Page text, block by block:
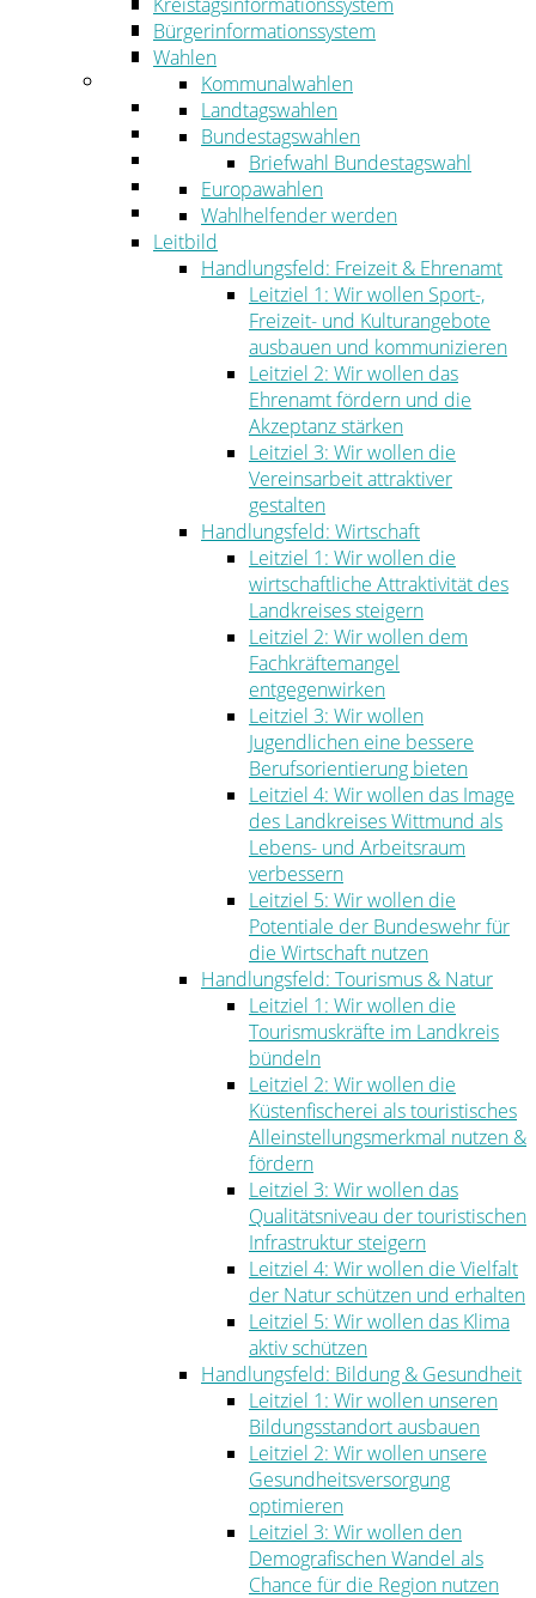
Gesundheit
Jugend, Familie und Senioren
Bauen und Planen
Abfall
Umwelt
Ordnung
Bürgerinformationssystem
Wahlen
Kommunalwahlen
Landtagswahlen
Bundestagswahlen
Briefwahl Bundestagswahl
Europawahlen
Wahlhelfender werden
Leitbild
Handlungsfeld: Freizeit & Ehrenamt
Leitziel 1: Wir wollen Sport-,
Freizeit- und Kulturangebote
ausbauen und kommunizieren
Leitziel 2: Wir wollen das
Ehrenamt fördern und die
Akzeptanz stärken
Leitziel 3: Wir wollen die
Vereinsarbeit attraktiver
gestalten
Handlungsfeld: Wirtschaft
Leitziel 1: Wir wollen die
wirtschaftliche Attraktivität des
Landkreises steigern
Leitziel 2: Wir wollen dem
Fachkräftemangel
entgegenwirken
Leitziel 3: Wir wollen
Jugendlichen eine bessere
Berufsorientierung bieten
Leitziel 4: Wir wollen das Image
des Landkreises Wittmund als
Lebens- und Arbeitsraum
verbessern
Leitziel 5: Wir wollen die
Potentiale der Bundeswehr für
die Wirtschaft nutzen
Handlungsfeld: Tourismus & Natur
Leitziel 1: Wir wollen die
Tourismuskräfte im Landkreis
bündeln
Leitziel 2: Wir wollen die
Küstenfischerei als touristisches
Alleinstellungsmerkmal nutzen &
fördern
Leitziel 3: Wir wollen das
Qualitätsniveau der touristischen
Infrastruktur steigern
Leitziel 4: Wir wollen die Vielfalt
der Natur schützen und erhalten
Leitziel 5: Wir wollen das Klima
aktiv schützen
Handlungsfeld: Bildung & Gesundheit
Leitziel 1: Wir wollen unseren
Bildungsstandort ausbauen
Leitziel 2: Wir wollen unsere
Gesundheitsversorgung
optimieren
Leitziel 3: Wir wollen den
Demografischen Wandel als
Chance für die Region nutzen